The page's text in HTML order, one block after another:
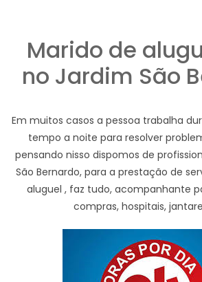
Marido de
no Jardim São
Em muitos casos a pessoa trabalha
tempo a noite para resolver
pensando nisso dispomos de
São Bernardo, para a prestação de
aluguel , faz tudo, acompanhante
compras, hospitais,